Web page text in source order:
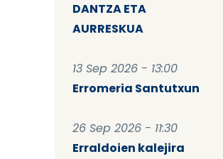
DANTZA ETA
AURRESKUA
13 Sep 2026 - 13:00
Erromeria Santutxun
26 Sep 2026 - 11:30
Erraldoien kalejira